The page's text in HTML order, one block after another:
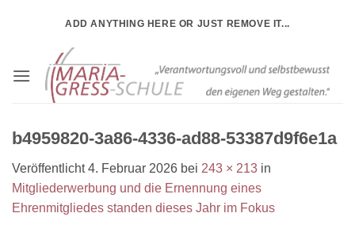
ADD ANYTHING HERE OR JUST REMOVE IT...
b4959820-3a86-4336-ad88-53387d9f6e1a
Veröffentlicht4. Februar 2026 bei 243 × 213 in
Mitgliederwerbung und die Ernennung eines
Ehrenmitgliedes standen dieses Jahr im Fokus